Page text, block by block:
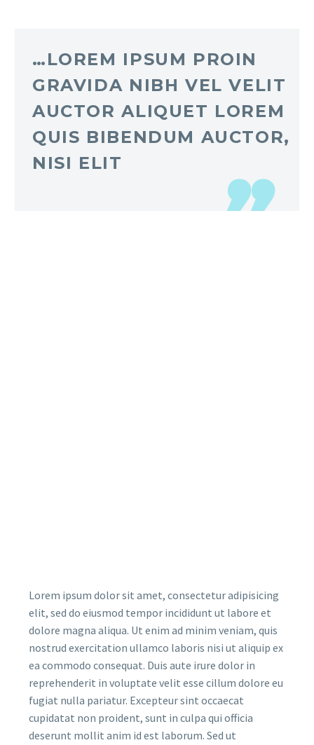
…LOREM IPSUM PROIN
GRAVIDA NIBH VEL VELIT
AUCTOR ALIQUET LOREM
QUIS BIBENDUM AUCTOR,
NISI ELIT
Lorem ipsum dolor sit amet, consectetur adipisicing
elit, sed do eiusmod tempor incididunt ut labore et
dolore magna aliqua. Ut enim ad minim veniam, quis
nostrud exercitation ullamco laboris nisi ut aliquip ex
ea commodo consequat. Duis aute irure dolor in
reprehenderit in voluptate velit esse cillum dolore eu
fugiat nulla pariatur. Excepteur sint occaecat
cupidatat non proident, sunt in culpa qui officia
deserunt mollit anim id est laborum. Sed ut